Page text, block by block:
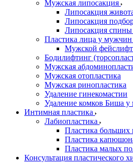
Мужская липосакция
Липосакция
Липосакция
Липосакция
Пластика лица у мужчин
Мужской
Бодилифтинг
Мужская
Мужская отопластика
Мужская ринопластика
Удаление гинекомастии
Удаление комков Биша
Интимная пластика
Лабиопластика
Пластика больших
Пластика
Пластика малых
Консультация пластического